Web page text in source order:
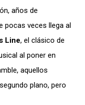
años de
pocas veces llega al
Line, el clásico de
al poner en
aquellos
plano, pero